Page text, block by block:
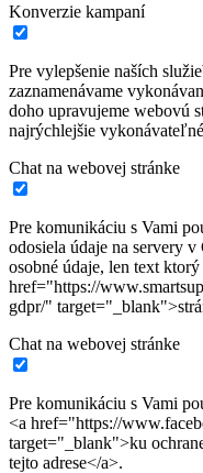
Konverzie kampaní
Pre vylepšenie naších
zaznamenávame
doho upravujeme webovú
najrýchlejšie
Chat na webovej stránke
Pre komunikáciu s Vami
odosiela údaje na servery
osobné údaje, len text
href="https://
gdpr/"
Chat na webovej stránke
Pre komunikáciu s Vami
<a href="https://
target="_blank">ku
tejto adrese</a>.